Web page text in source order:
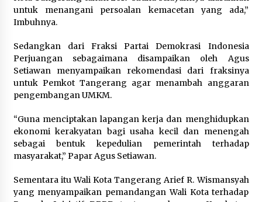
Media Bisa Berdampak Besar
hingga Fatal
6 Agustus 2026
untuk menangani persoalan kemacetan yang ada,”
Imbuhnya.
Sedangkan dari Fraksi Partai Demokrasi Indonesia
Perjuangan sebagaimana disampaikan oleh Agus
Setiawan menyampaikan rekomendasi dari fraksinya
untuk Pemkot Tangerang agar menambah anggaran
pengembangan UMKM.
“Guna menciptakan lapangan kerja dan menghidupkan
ekonomi kerakyatan bagi usaha kecil dan menengah
sebagai bentuk kepedulian pemerintah terhadap
masyarakat,” Papar Agus Setiawan.
Sementara itu Wali Kota Tangerang Arief R. Wismansyah
yang menyampaikan pemandangan Wali Kota terhadap